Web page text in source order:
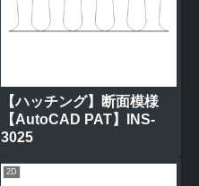
【ハッチング】断面模様
【AutoCAD PAT】INS-
3025
2D